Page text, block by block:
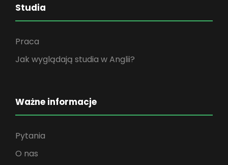
Studia
Praca
Jak wyglądają studia w Anglii?
Ważne informacje
Pytania
O nas